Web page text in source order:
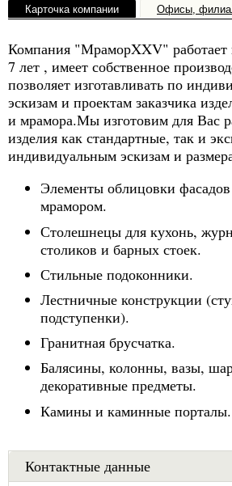
Карточка компании Офисы,
Компания "МраморXXV" работает
7 лет , имеет собственное
позволяет изготавливать по
эскизам и проектам заказчика
и мрамора.Мы изготовим для Вас
изделия как стандартные, так и
индивидуальным эскизам и
Элементы облицовки
мрамором.
Столешнецы для кухонь,
столиков и барных стоек.
Стильные подоконники.
Лестничные конструкции
подступенки).
Гранитная брусчатка.
Балясины, колонны, вазы,
декоративные предметы.
Камины и каминные порталы.
Контактные данные